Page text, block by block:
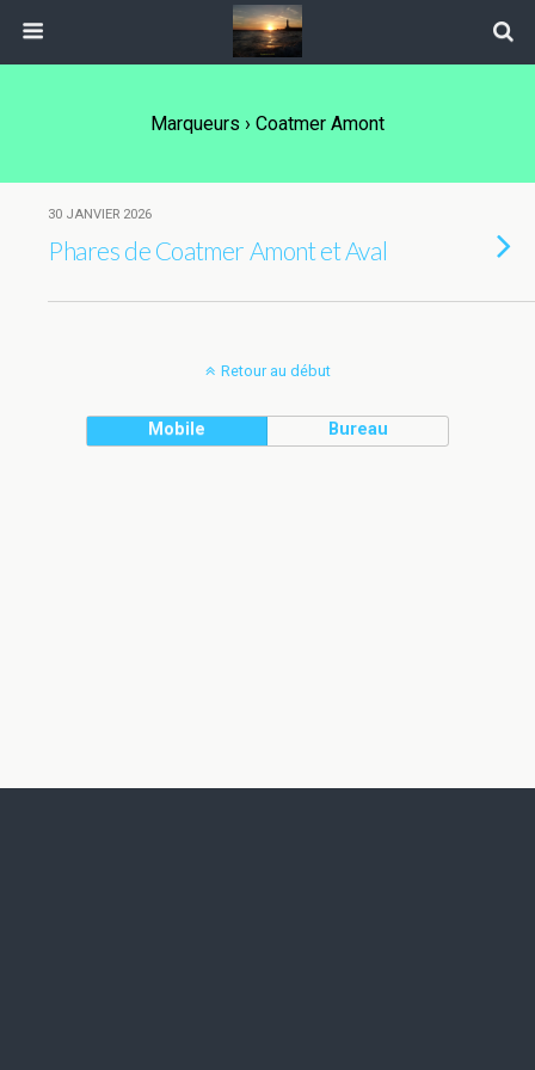
Marqueurs › Coatmer Amont
30 JANVIER 2026
Phares de Coatmer Amont et Aval
Retour au début
Mobile Bureau